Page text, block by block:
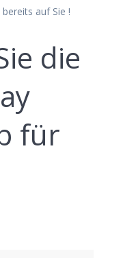
auf Sie !
die
für